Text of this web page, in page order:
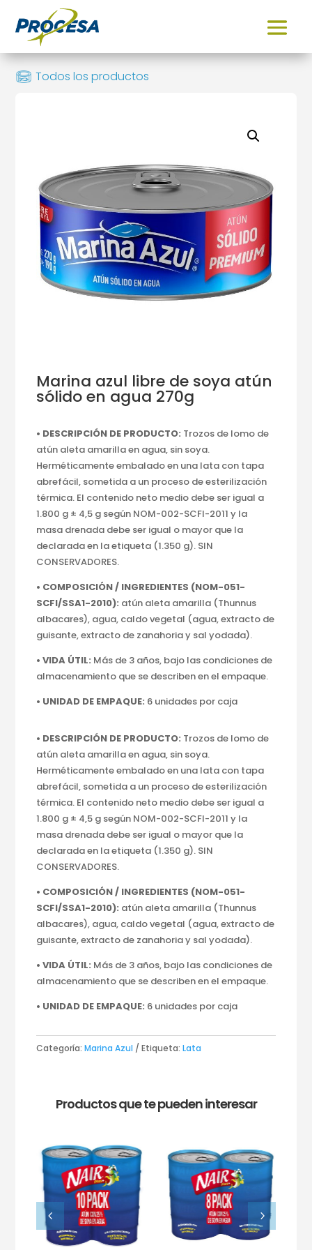
Todos los productos
Marina azul libre de soya atún
sólido en agua 270g
• DESCRIPCIÓN DE PRODUCTO: Trozos de lomo de
atún aleta amarilla en agua, sin soya.
Herméticamente embalado en una lata con tapa
abrefácil, sometida a un proceso de esterilización
térmica. El contenido neto medio debe ser igual a
1.800 g ± 4,5 g según NOM-002-SCFI-2011 y la
masa drenada debe ser igual o mayor que la
declarada en la etiqueta (1.350 g). SIN
CONSERVADORES.
• COMPOSICIÓN / INGREDIENTES (NOM-051-
SCFI/SSA1-2010): atún aleta amarilla (Thunnus
albacares), agua, caldo vegetal (agua, extracto de
guisante, extracto de zanahoria y sal yodada).
• VIDA ÚTIL: Más de 3 años, bajo las condiciones de
almacenamiento que se describen en el empaque.
• UNIDAD DE EMPAQUE: 6 unidades por caja
• DESCRIPCIÓN DE PRODUCTO: Trozos de lomo de
atún aleta amarilla en agua, sin soya.
Herméticamente embalado en una lata con tapa
abrefácil, sometida a un proceso de esterilización
térmica. El contenido neto medio debe ser igual a
1.800 g ± 4,5 g según NOM-002-SCFI-2011 y la
masa drenada debe ser igual o mayor que la
declarada en la etiqueta (1.350 g). SIN
CONSERVADORES.
• COMPOSICIÓN / INGREDIENTES (NOM-051-
SCFI/SSA1-2010): atún aleta amarilla (Thunnus
albacares), agua, caldo vegetal (agua, extracto de
guisante, extracto de zanahoria y sal yodada).
• VIDA ÚTIL: Más de 3 años, bajo las condiciones de
almacenamiento que se describen en el empaque.
• UNIDAD DE EMPAQUE: 6 unidades por caja
Categoría:Marina Azul Etiqueta:Lata
Productos que te pueden interesar
4 5